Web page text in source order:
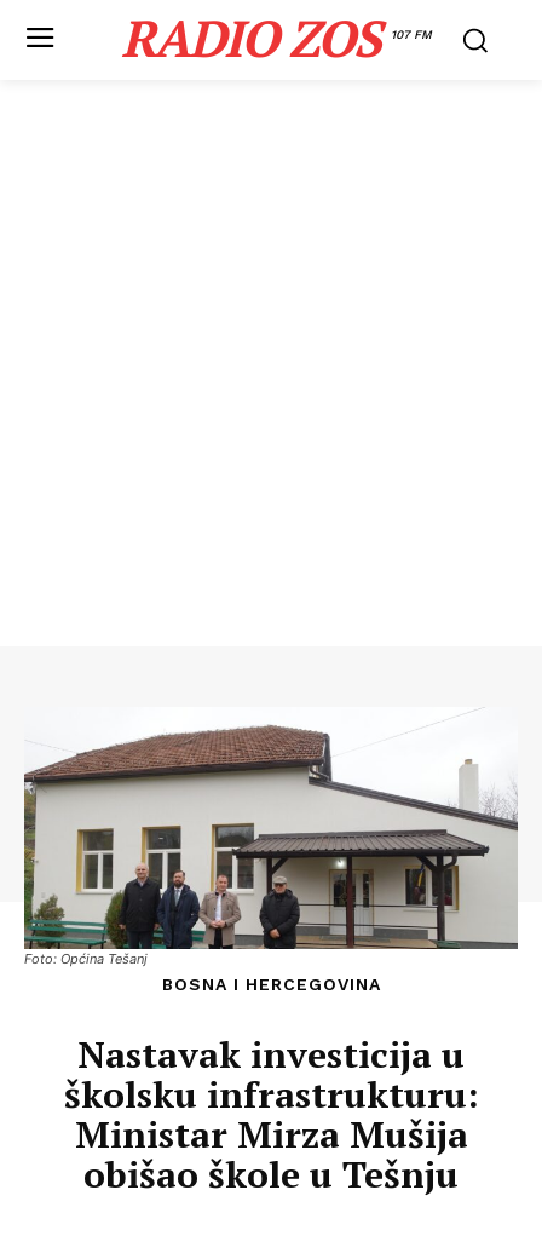
RADIO ZOS 107 FM
Foto: Općina Tešanj
BOSNA I HERCEGOVINA
Nastavak investicija u
školsku infrastrukturu:
Ministar Mirza Mušija
obišao škole u Tešnju